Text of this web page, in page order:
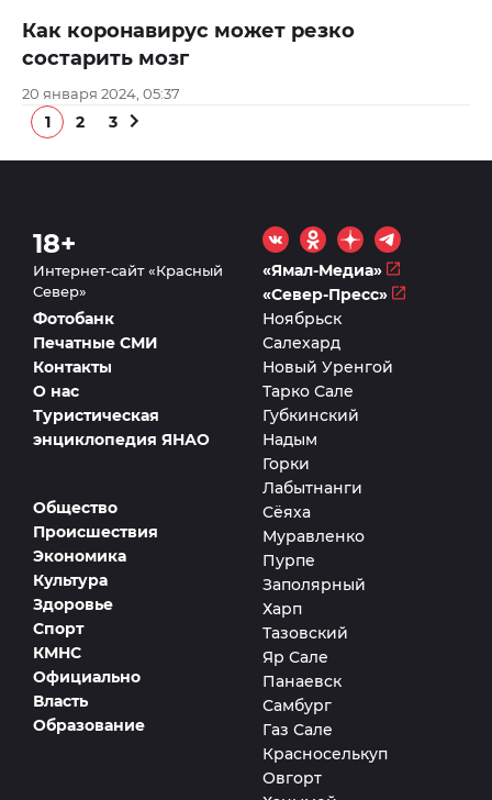
Как коронавирус может резко
состарить мозг
20 января 2024, 05:37
1 2 3
18+
Интернет-сайт «Красный
Север»
«Ямал-Медиа»
«Север-Пресс»
Общество
Происшествия
Экономика
Культура
Здоровье
Спорт
КМНС
Официально
Власть
Образование
Фотобанк
Печатные СМИ
Контакты
О нас
Туристическая
энциклопедия ЯНАО
Ноябрьск
Салехард
Новый Уренгой
Тарко Сале
Губкинский
Надым
Горки
Лабытнанги
Сёяха
Муравленко
Пурпе
Заполярный
Харп
Тазовский
Яр Сале
Панаевск
Самбург
Газ Сале
Красноселькуп
Овгорт